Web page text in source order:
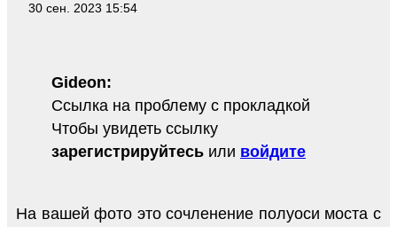
30 сен. 2023 15:54
Gideon:
Ссылка на проблему с прокладкой
Чтобы увидеть ссылку
зарегистрируйтесь или войдите
На вашей фото это сочленение полуоси моста с